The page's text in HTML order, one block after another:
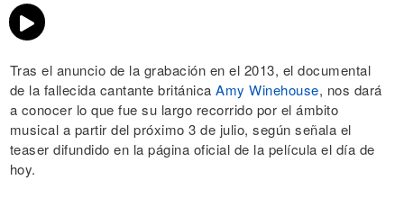
Tras el anuncio de la grabación en el 2013, el documental
de la fallecida cantante británica Amy Winehouse, nos dará
a conocer lo que fue su largo recorrido por el ámbito
musical a partir del próximo 3 de julio, según señala el
teaser difundido en la página oficial de la película el día de
hoy.